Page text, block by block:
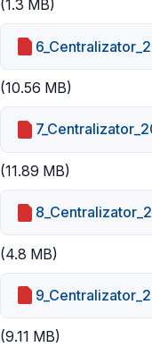
(1.3 MB)
(10.56 MB)
(11.89 MB)
(4.8 MB)
(9.11 MB)